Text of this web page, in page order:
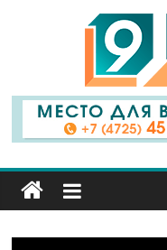
9
Канал
Старый